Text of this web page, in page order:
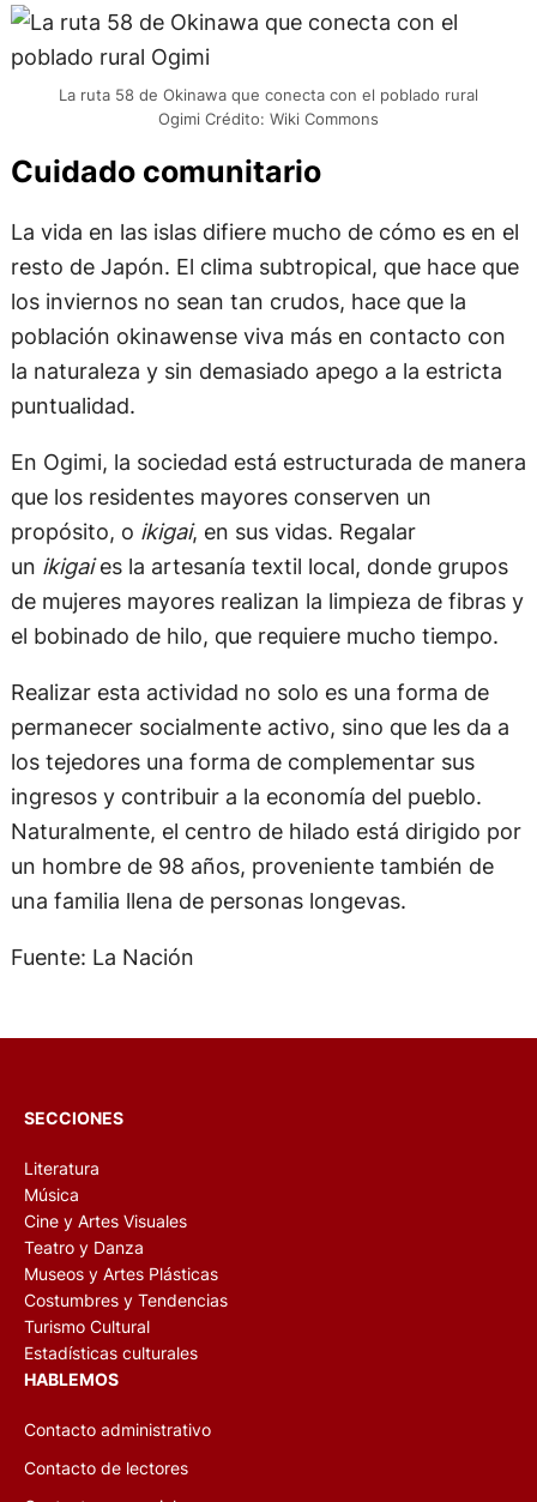
La ruta 58 de Okinawa que conecta con el poblado rural
Ogimi Crédito: Wiki Commons
Cuidado comunitario
La vida en las islas difiere mucho de cómo es en el
resto de Japón. El clima subtropical, que hace que
los inviernos no sean tan crudos, hace que la
población okinawense viva más en contacto con
la naturaleza y sin demasiado apego a la estricta
puntualidad.
En Ogimi, la sociedad está estructurada de manera
que los residentes mayores conserven un
propósito, o ikigai, en sus vidas. Regalar
un ikigaies la artesanía textil local, donde grupos
de mujeres mayores realizan la limpieza de fibras y
el bobinado de hilo, que requiere mucho tiempo.
Realizar esta actividad no solo es una forma de
permanecer socialmente activo, sino que les da a
los tejedores una forma de complementar sus
ingresos y contribuir a la economía del pueblo.
Naturalmente, el centro de hilado está dirigido por
un hombre de 98 años, proveniente también de
una familia llena de personas longevas.
Fuente: La Nación
SECCIONES
Literatura
Música
Cine y Artes Visuales
Teatro y Danza
Museos y Artes Plásticas
Costumbres y Tendencias
Turismo Cultural
Estadísticas culturales
HABLEMOS
Contacto administrativo
Contacto de lectores